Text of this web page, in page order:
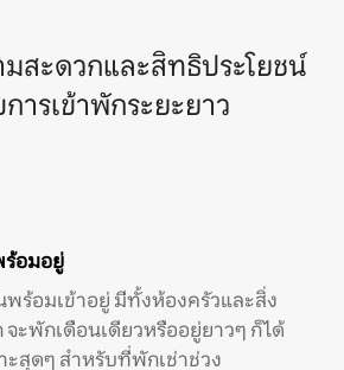
สะดวกและสิทธิประโยชน์
ารเข้าพักระยะยาว
ร้อมอยู่
พร้อมเข้าอยู่ มีทั้งห้องครัวและสิ่ง
ะพักเดือนเดียวหรืออยู่ยาวๆ ก็ได้
ะสุดๆ สำหรับที่พักเช่าช่วง